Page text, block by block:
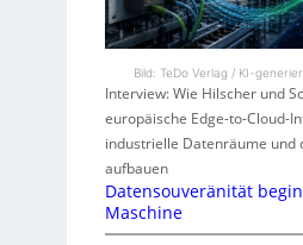
Bild: TeDo Verlag / KI-
Interview: Wie Hilscher und
europäische Edge-to-Cloud-
industrielle Datenräume und
aufbauen
Datensouveränität
Maschine